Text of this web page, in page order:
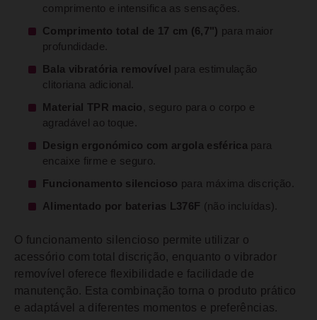
comprimento e intensifica as sensações.
Comprimento total de 17 cm (6,7") para maior
profundidade.
Bala vibratória removível
para estimulação
clitoriana adicional.
Material TPR macio , seguro para o corpo e
agradável ao toque.
Design ergonómico com argola esférica para
encaixe firme e seguro.
Funcionamento silencioso para máxima discrição.
Alimentado por baterias L376F (não incluídas).
O funcionamento silencioso permite utilizar o
acessório com total discrição, enquanto o vibrador
removível oferece flexibilidade e facilidade de
manutenção. Esta combinação torna o produto prático
e adaptável a diferentes momentos e preferências.